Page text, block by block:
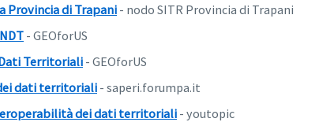
Provincia di Trapani - nodo SITR Provincia di Trapani
- GEOforUS
Territoriali - GEOforUS
dati territoriali - saperi.forumpa.it
dei dati territoriali- youtopic